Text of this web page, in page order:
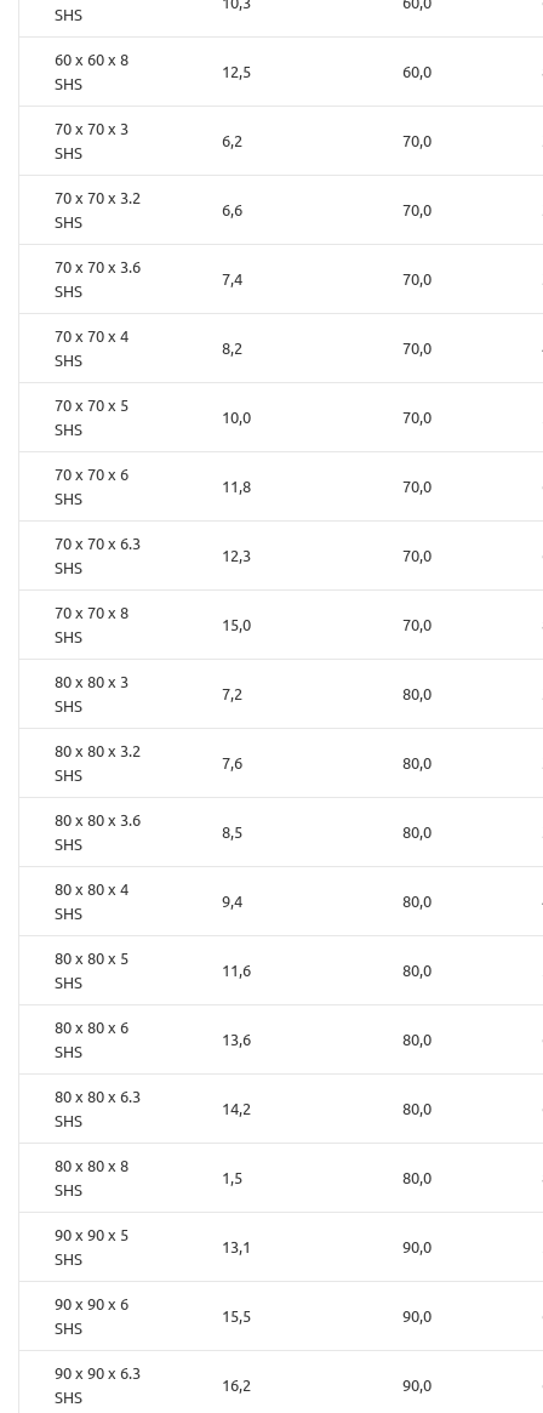
SHS
60 x 60 x 8
SHS
12,5 60,0
70 x 70 x 3
SHS
6,2 70,0
70 x 70 x 3.2
SHS
6,6 70,0
70 x 70 x 3.6
SHS
7,4 70,0
70 x 70 x 4
SHS
8,2 70,0
70 x 70 x 5
SHS
10,0 70,0
70 x 70 x 6
SHS
11,8 70,0
70 x 70 x 6.3
SHS
12,3 70,0
70 x 70 x 8
SHS
15,0 70,0
80 x 80 x 3
SHS
7,2 80,0
80 x 80 x 3.2
SHS
7,6 80,0
80 x 80 x 3.6
SHS
8,5 80,0
80 x 80 x 4
SHS
9,4 80,0
80 x 80 x 5
SHS
11,6 80,0
80 x 80 x 6
SHS
13,6 80,0
80 x 80 x 6.3
SHS
14,2 80,0
80 x 80 x 8
SHS
1,5 80,0
90 x 90 x 5
SHS
13,1 90,0
90 x 90 x 6
SHS
15,5 90,0
90 x 90 x 6.3
SHS
16,2 90,0